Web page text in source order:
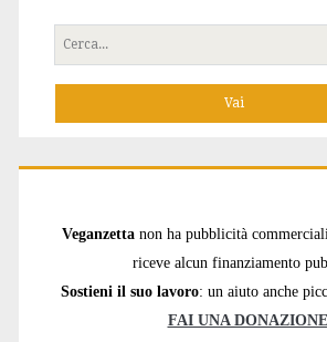
Cerca
per:
Veganzetta non ha pubblicità
riceve alcun finanziamento
Sostieni il suo lavoro: un aiuto anche
FAI UNA DONAZIONE